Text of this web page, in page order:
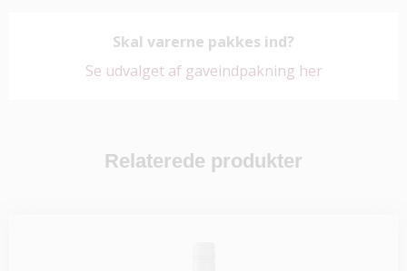
Skal varerne pakkes ind?
Se udvalget af gaveindpakning her
Relaterede produkter